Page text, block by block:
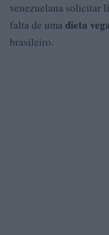
venezuelana solicitar
falta de uma dieta
brasileiro.